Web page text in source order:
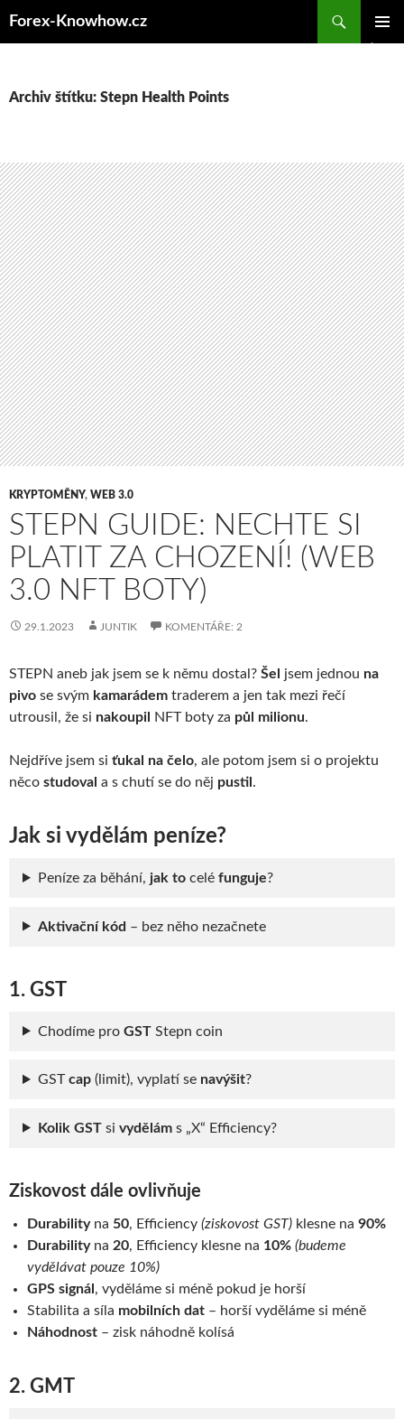
Forex-Knowhow.cz
Archiv štítku: Stepn Health Points
KRYPTOMĚNY, WEB 3.0
STEPN GUIDE: NECHTE SI
PLATIT ZA CHOZENÍ! (WEB
3.0 NFT BOTY)
29.1.2023 JUNTIK KOMENTÁŘE: 2
STEPN aneb jak jsem se k němu dostal? Šel jsem jednou na
pivo se svým kamarádem traderem a jen tak mezi řečí
utrousil, že si nakoupil NFT boty za půl milionu.
Nejdříve jsem si ťukal na čelo, ale potom jsem si o projektu
něco studoval a s chutí se do něj pustil .
Jak si vydělám peníze?
Peníze za běhání, jak tocelé funguje?
Aktivační kód – bez něho nezačnete
1. GST
Chodíme pro GSTStepn coin
GSTcap (limit), vyplatí se navýšit?
Kolik GSTsi vyděláms „X“ Efficiency?
Ziskovost dále ovlivňuje
Durabilityna 50, Efficiency (ziskovost GST) klesne na 90%
Durabilityna 20, Efficiency klesne na 10% (budeme
vydělávat pouze 10%)
GPS signál , vyděláme si méně pokud je horší
Stabilita a síla mobilních dat – horší vyděláme si méně
Náhodnost – zisk náhodně kolísá
2. GMT